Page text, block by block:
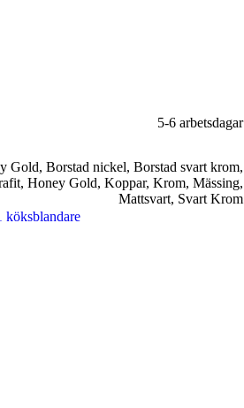
5-6 arbetsdagar
Gold, Borstad nickel, Borstad svart krom,
, Honey Gold, Koppar, Krom, Mässing,
Mattsvart, Svart Krom